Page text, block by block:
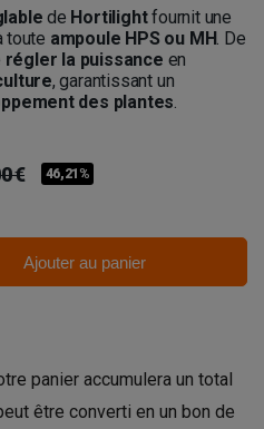
de Hortilightfournit une
toute ampoule HPS ou MH. De
régler la puissance en
, garantissant un
des plantes.
€ 46,21%
Ajouter au panier
panier accumulera un total
être converti en un bon de